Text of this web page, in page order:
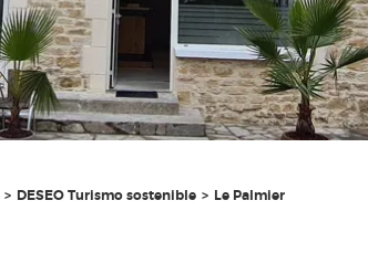
DESEO Turismo sostenible Le Palmier